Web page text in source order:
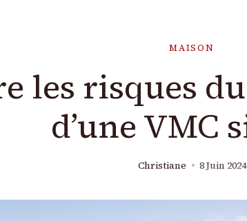
MAISON
les risques
d’une VMC
Christiane 8 Juin 2024